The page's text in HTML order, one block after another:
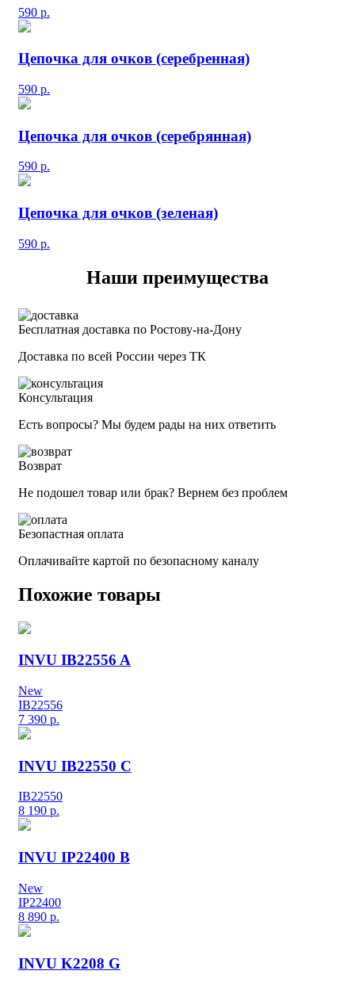
590 р.
Цепочка для очков (серебренная)
590 р.
Цепочка для очков (серебрянная)
590 р.
Цепочка для очков (зеленая)
590 р.
Наши преимущества
Бесплатная доставка по Ростову-на-Дону
Доставка по всей России через ТК
Консультация
Есть вопросы? Мы будем рады на них ответить
Возврат
Не подошел товар или брак? Вернем без проблем
Безопастная оплата
Оплачивайте картой по безопасному каналу
Похожие товары
INVU IB22556 A
New
IB22556
7 390 р.
INVU IB22550 C
IB22550
8 190 р.
INVU IP22400 B
New
IP22400
8 890 р.
INVU K2208 G